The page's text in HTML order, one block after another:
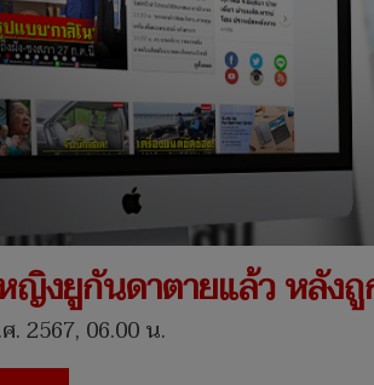
ญิงยูกันดาตายแล้ว หลัง
2567, 06.00 น.